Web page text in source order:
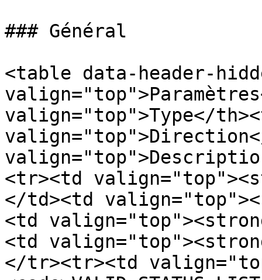
### Général
<table data-header-
valign="top">Type</
<tr><td
</td><td
<td
<td
</tr><tr><td